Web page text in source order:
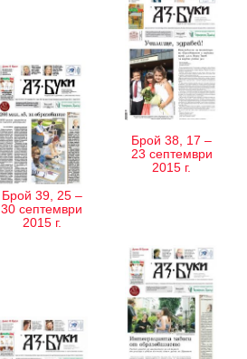
Брой 39, 25 –
30 септември
2015 г.
Брой 38, 17 –
23 септември
2015 г.